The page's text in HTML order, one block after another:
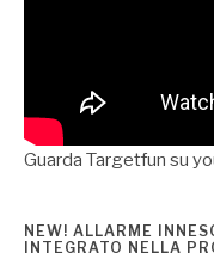
Guarda Targetfun su
NEW! ALLARME
INTEGRATO NELLA